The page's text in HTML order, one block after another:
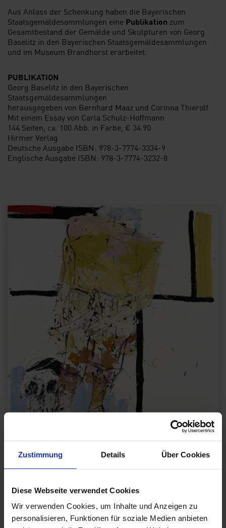
Zustimmung Details Über Cookies
Diese Webseite verwendet Cookies
Wir verwenden Cookies, um Inhalte und Anzeigen zu
personalisieren, Funktionen für soziale Medien anbieten
Aus Anlass der Schenkung haben die Bayerischen
Staatsgemäldesammlungen eine Publikation zum
Gesamtbestand der Gemälde und Skulpturen von Georg
Baselitz in den Bayerischen Staatsgemäldesammlungen
und im Museum Brandhorst erarbeitet.
PUBLIKATION
Georg Baselitz in den Bayerischen
Staatsgemäldesammlungen
herausgegeben von Bernhard Maaz und Corinna Thierolf
Mit einem Essay von Carla Schulz-Hoffmann
144 Seiten, ca. 100 Abb. in Farbe, € 34.90
Hirmer Verlag
Deutsche Ausgabe ISBN: 978-3-7774-3334-9
Englische Ausgabe ISBN: 978-3-7774-3232-8
2018 Schenkung des Künstlers zu Ehren von Herzog Franz von Bayern an die
Bayerischen Staatsgemäldesammlungen
Bayerische Staatsgemäldesammlungen, Sammlung Moderne Kunst in der
Pinakothek der Moderne, München